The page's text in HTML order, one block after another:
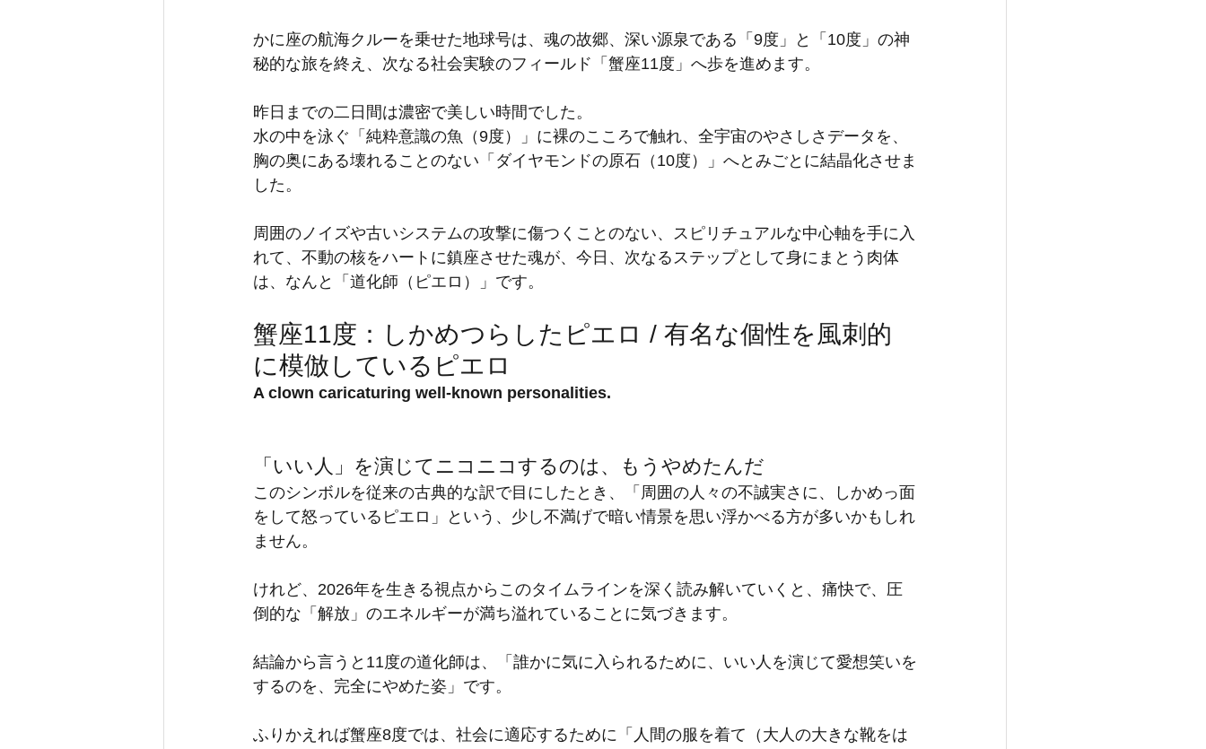
かに座の航海クルーを乗せた地球号は、魂の故郷、深い源泉である「9度」と「10度」の神
秘的な旅を終え、次なる社会実験のフィールド「蟹座11度」へ歩を進めます。
昨日までの二日間は濃密で美しい時間でした。
水の中を泳ぐ「純粋意識の魚（9度）」に裸のこころで触れ、全宇宙のやさしさデータを、
胸の奥にある壊れることのない「ダイヤモンドの原石（10度）」へとみごとに結晶化させま
した。
周囲のノイズや古いシステムの攻撃に傷つくことのない、スピリチュアルな中心軸を手に入
れて、不動の核をハートに鎮座させた魂が、今日、次なるステップとして身にまとう肉体
は、なんと「道化師（ピエロ）」です。
蟹座11度：しかめつらしたピエロ / 有名な個性を風刺的
に模倣しているピエロ
A clown caricaturing well-known personalities.
「いい人」を演じてニコニコするのは、もうやめたんだ
このシンボルを従来の古典的な訳で目にしたとき、「周囲の人々の不誠実さに、しかめっ面
をして怒っているピエロ」という、少し不満げで暗い情景を思い浮かべる方が多いかもしれ
ません。
けれど、2026年を生きる視点からこのタイムラインを深く読み解いていくと、痛快で、圧
倒的な「解放」のエネルギーが満ち溢れていることに気づきます。
結論から言うと11度の道化師は、「誰かに気に入られるために、いい人を演じて愛想笑いを
するのを、完全にやめた姿」です。
ふりかえれば蟹座8度では、社会に適応するために「人間の服を着て（大人の大きな靴をは